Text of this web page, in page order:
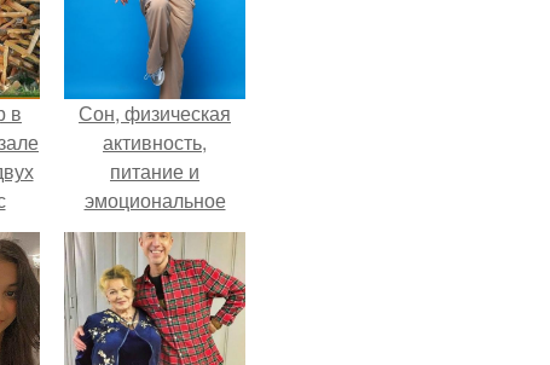
в
Сон, физическая
активность,
питание и
эмоциональное
состояние!